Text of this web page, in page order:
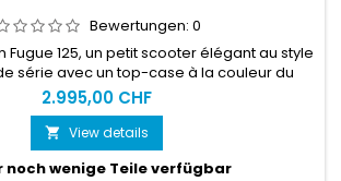
Bewertungen: 0
Fugue 125, un petit scooter élégant au style
série avec un top-case à la couleur du
véhicule.
2.995,00 CHF
 View details
noch wenige Teile verfügbar